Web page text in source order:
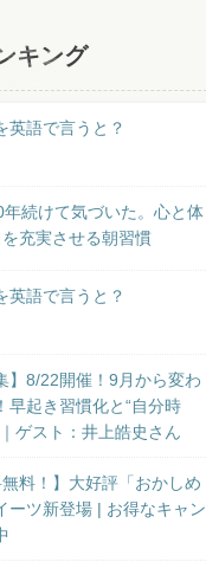
キング
英語で言うと？
続けて気づいた。心と体
充実させる朝習慣
英語で言うと？
】8/22開催！9月から変わ
早起き習慣化と“自分時
ゲスト：井上皓史さん
無料！】大好評「おかしめ
ーツ新登場 | お得なキャン